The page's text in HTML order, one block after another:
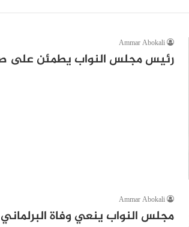
Ammar Abokali
رئيس مجلس النواب يطمئن على
Ammar Abokali
مجلس النواب ينعي وفاة